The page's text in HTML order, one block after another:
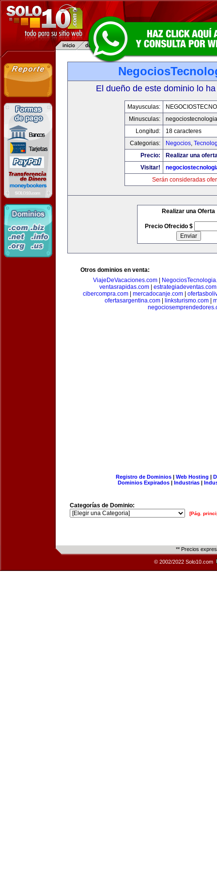
El dueño de este dominio lo
Mayusculas:
Minusculas:
Longitud:
18 caracteres
Categorias:
Negocios,
Precio:
Realizar una
Visitar!
Serán consideradas
Realizar una Oferta
Precio Ofrecido $
Otros dominios en venta:
ViajeDeVacaciones.com
ventasrapidas.com
estrategiadeventas.com
cibercompra.com| mercadocanje.com|
ofertasargentina.com| linksturismo.com|
Registro de Dominios| Web Hosting |
Dominios Expirados | Industrias |
Categorías de Dominio:
[Pág.
** Precios
© 2002/2022 Solo10.com